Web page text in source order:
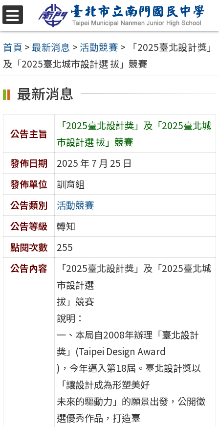
跳
至
主
要
容
選
單
首頁 >最新消息 > 活動競賽 >
「2025臺北設計獎」
及「2025臺北城市設計選 拔」競賽
最新消息
公告主旨
「2025臺北設計獎」及「2025臺北城
市設計選 拔」競賽
發佈日期
2025 年 7 月 25 日
發佈單位
訓育組
公告類別
活動競賽
公告等級
轉知
點閱次數
255
公告內容
「2025臺北設計獎」及「2025臺北城
市設計選
拔」競賽
說明：
一、本局自2008年辦理「臺北設計
獎」(Taipei Design Award
)，今年邁入第18屆。臺北設計獎以
「讓設計成為形塑美好
未來的驅動力」的願景出發，公開徵
選優秀作品，打造臺